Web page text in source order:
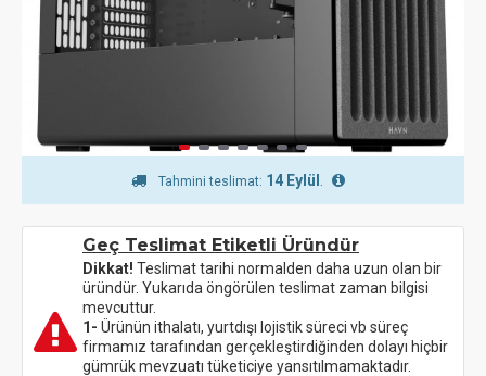
Tahmini teslimat: 14 Eylül
Geç Teslimat Etiketli Üründür
Dikkat! Teslimat tarihi normalden daha uzun olan bir
üründür. Yukarıda öngörülen teslimat zaman bilgisi
mevcuttur.
1- Ürünün ithalatı, yurtdışı lojistik süreci vb süreç
firmamız tarafından gerçekleştirdiğinden dolayı hiçbir
gümrük mevzuatı tüketiciye yansıtılmamaktadır.